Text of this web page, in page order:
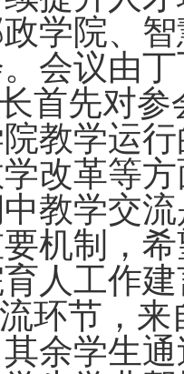
学院、
会议由
首先对
教学运
改革等
教学交
机制，
人工作
环节，来
余学生